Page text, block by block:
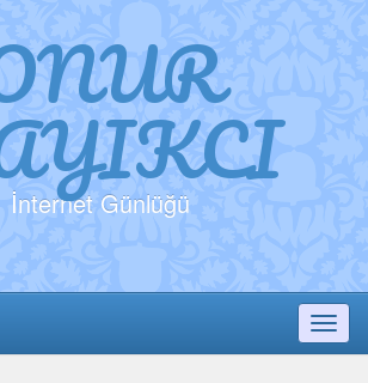
İnternet Günlüğü